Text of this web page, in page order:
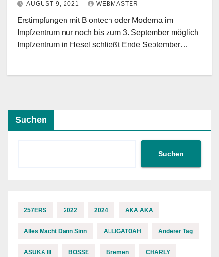
AUGUST 9, 2021 WEBMASTER
Erstimpfungen mit Biontech oder Moderna im
Impfzentrum nur noch bis zum 3. September möglich
Impfzentrum in Hesel schließt Ende September…
Suchen
Suchen
257ERS 2022 2024 AKA AKA
Alles Macht Dann Sinn ALLIGATOAH Anderer Tag
ASUKA III BOSSE Bremen CHARLY